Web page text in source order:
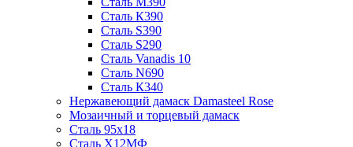
Сталь К390
Сталь S390
Сталь S290
Сталь Vanadis 10
Сталь N690
Сталь К340
Нержавеющий дамаск Damasteel Rose
Мозаичный и торцевый дамаск
Сталь 95х18
Сталь Х12МФ